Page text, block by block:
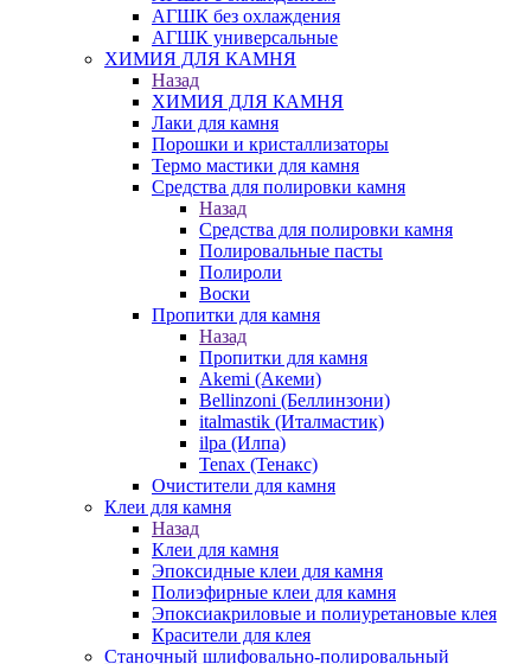
АГШК без охлаждения
АГШК универсальные
ХИМИЯ ДЛЯ КАМНЯ
Назад
ХИМИЯ ДЛЯ КАМНЯ
Лаки для камня
Порошки и кристаллизаторы
Термо мастики для камня
Средства для полировки камня
Назад
Средства для полировки камня
Полировальные пасты
Полироли
Воски
Пропитки для камня
Назад
Пропитки для камня
Akemi (Акеми)
Bellinzoni (Беллинзони)
italmastik (Италмастик)
ilpa (Илпа)
Tenax (Тенакс)
Очистители для камня
Клеи для камня
Назад
Клеи для камня
Эпоксидные клеи для камня
Полиэфирные клеи для камня
Эпоксиакриловые и полиуретановые клея
Красители для клея
Станочный шлифовально-полировальный